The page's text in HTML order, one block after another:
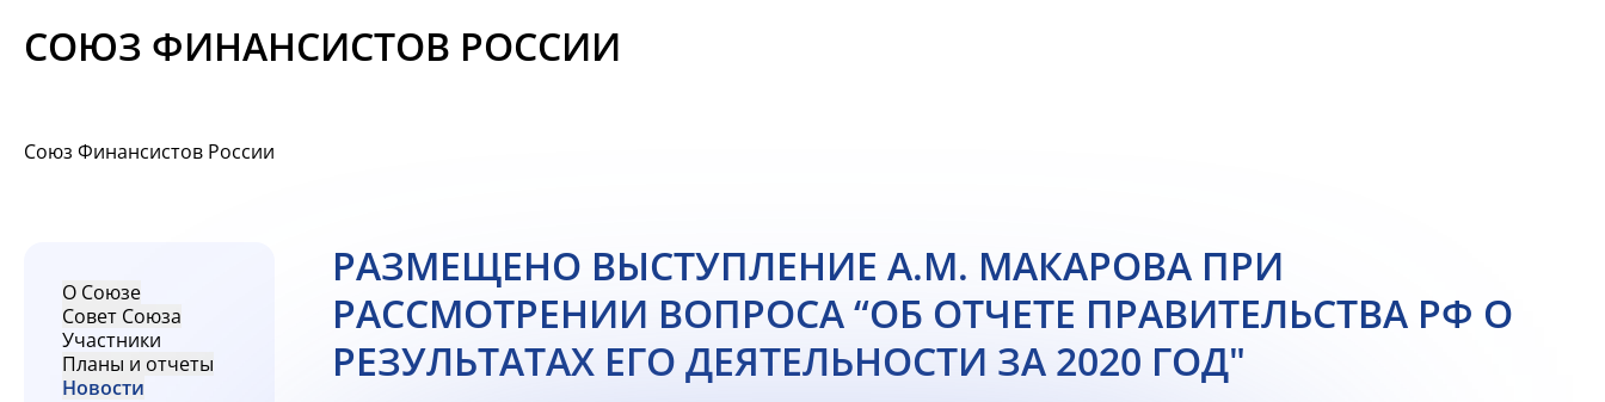
СОЮЗ ФИНАНСИСТОВ РОССИИ
Союз Финансистов России
О Союзе
Совет Союза
Участники
Планы и отчеты
Новости
РАЗМЕЩЕНО ВЫСТУПЛЕНИЕ А.М. МАКАРОВА ПРИ
РАССМОТРЕНИИ ВОПРОСА “ОБ ОТЧЕТЕ ПРАВИТЕЛЬСТВА РФ О
РЕЗУЛЬТАТАХ ЕГО ДЕЯТЕЛЬНОСТИ ЗА 2020 ГОД"